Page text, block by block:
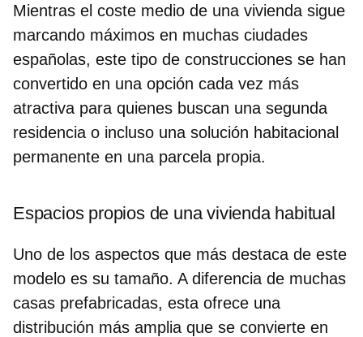
Mientras el coste medio de una vivienda sigue
marcando máximos en muchas ciudades
españolas, este tipo de construcciones se han
convertido en una opción cada vez más
atractiva para quienes buscan una segunda
residencia o incluso una solución habitacional
permanente en una parcela propia.
Espacios propios de una vivienda habitual
Uno de los aspectos que más destaca de este
modelo es su tamaño. A diferencia de muchas
casas prefabricadas, esta ofrece una
distribución más amplia que se convierte en